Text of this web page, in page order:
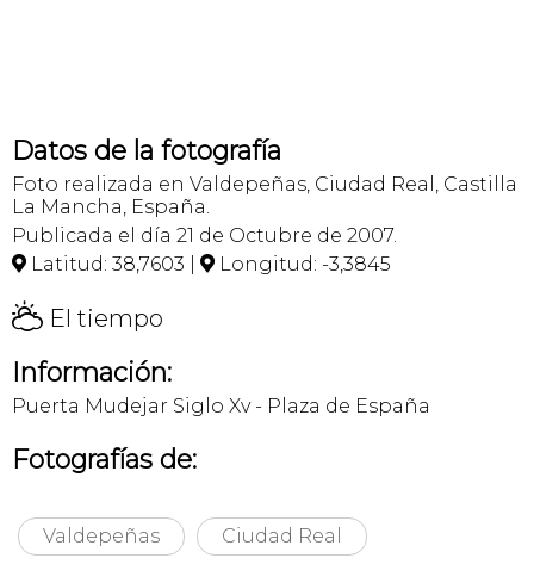
Datos de la fotografía
Foto realizada en Valdepeñas, Ciudad Real, Castilla
La Mancha, España.
Publicada el día 21 de Octubre de 2007.
 Latitud: 38,7603 |  Longitud: -3,3845
H El tiempo
Información:
Puerta Mudejar Siglo Xv - Plaza de España
Fotografías de:
Valdepeñas Ciudad Real